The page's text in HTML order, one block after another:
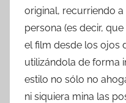
original, recurriendo
persona (es decir,
el film desde los ojos
utilizándola de forma
estilo no sólo no
ni siquiera mina las